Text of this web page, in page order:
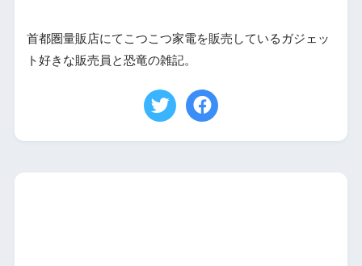
首都圏量販店にてこつこつ家電を販売しているガジェッ
ト好きな販売員と恐竜の雑記。